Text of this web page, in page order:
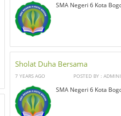
SMA Negeri 6 Kota
Sholat Duha Bersama
7 YEARS AGO POSTED BY :
SMA Negeri 6 Kota